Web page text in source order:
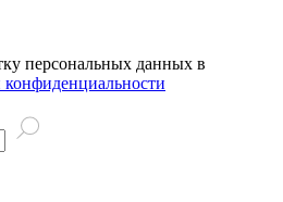
персональных данных в
конфиденциальности